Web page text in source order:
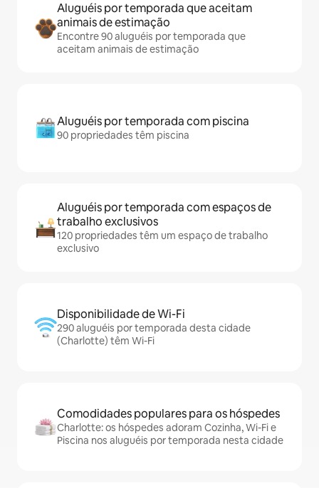
Aluguéis por temporada que aceitam
animais de estimação
Encontre 90 aluguéis por temporada que
aceitam animais de estimação
Aluguéis por temporada com piscina
90 propriedades têm piscina
Aluguéis por temporada com espaços de
trabalho exclusivos
120 propriedades têm um espaço de trabalho
exclusivo
Disponibilidade de Wi-Fi
290 aluguéis por temporada desta cidade
(Charlotte) têm Wi-Fi
Comodidades populares para os hóspedes
Charlotte: os hóspedes adoram Cozinha, Wi-Fi e
Piscina nos aluguéis por temporada nesta cidade